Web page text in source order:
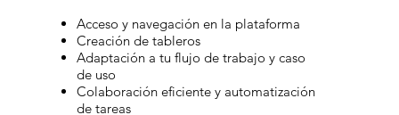
Acceso y navegación en la plataforma
Creación de tableros
Adaptación a tu flujo de trabajo y caso
de uso
Colaboración eficiente y automatización
de tareas